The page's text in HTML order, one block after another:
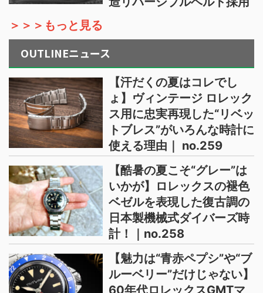
＞＞＞もっと見る
OUTLINEニュース
【汗だくの夏はコレでし
ょ】ヴィンテージ ロレック
ス用に忠実再現した“リベッ
トブレス”がいろんな時計に
使える理由｜ no.259
【酷暑の夏こそ“グレー”は
いかが】ロレックスの褪色
ベゼルを表現した復古調の
日本製機械式ダイバーズ時
計！｜no.258
【魅力は“青赤ペプシ”や“ブ
ルーベリー”だけじゃない】
60年代ロレックスGMTマ